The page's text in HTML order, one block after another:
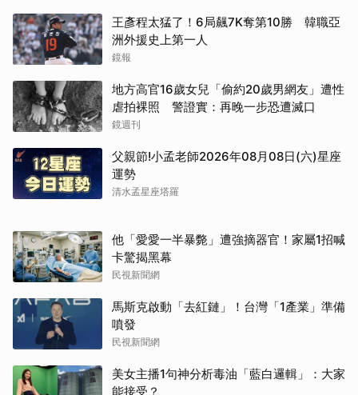
王彥程太猛了！6局飆7K奪第10勝 韓職亞
洲外援史上第一人
鏡報
地方高官16歲女兒「偷約20歲男網友」遭性
虐拍裸照 警證實：再晚一步恐遭滅口
鏡週刊
父親節!小孟老師2026年08月08日(六)星座
運勢
清水孟星座塔羅
他「愛愛一半暴斃」遭強摘器官！家屬1招喊
卡驚揭黑幕
民視新聞網
馬斯克啟動「去紅鏈」！台灣「1產業」準備
噴發
民視新聞網
美女主播1句神分析毒油「藍白邏輯」：大家
能接受？